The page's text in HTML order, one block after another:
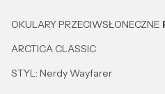
OKULARY PRZECIWSŁONECZNE
ARCTICA CLASSIC
STYL: Nerdy Wayfarer